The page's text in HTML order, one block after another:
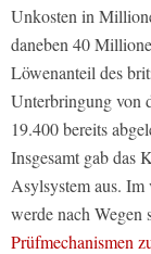
Unkosten in
daneben 40
Löwenanteil des
Unterbringung von
19.400 bereits
Insgesamt gab das
Asylsystem aus. Im
werde nach Wegen
Prüfmechanismen